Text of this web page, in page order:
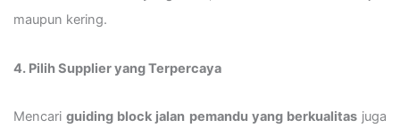
maupun kering.
4. Pilih Supplier yang Terpercaya
Mencariguiding block jalan pemandu yang berkualitasjuga